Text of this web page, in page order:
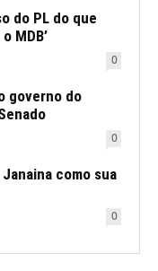
do PL do que
MDB’
0
governo do
0
como sua
0